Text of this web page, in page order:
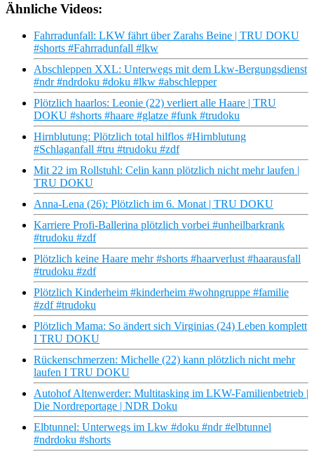
Ähnliche Videos:
Fahrradunfall: LKW fährt über Zarahs Beine | TRU DOKU
#shorts #Fahrradunfall #lkw
Abschleppen XXL: Unterwegs mit dem Lkw-Bergungsdienst
#ndr #ndrdoku #doku #lkw #abschlepper
Plötzlich haarlos: Leonie (22) verliert alle Haare | TRU
DOKU #shorts #haare #glatze #funk #trudoku
Hirnblutung: Plötzlich total hilflos #Hirnblutung
#Schlaganfall #tru #trudoku #zdf
Mit 22 im Rollstuhl: Celin kann plötzlich nicht mehr laufen |
TRU DOKU
Anna-Lena (26): Plötzlich im 6. Monat | TRU DOKU
Karriere Profi-Ballerina plötzlich vorbei #unheilbarkrank
#trudoku #zdf
Plötzlich keine Haare mehr #shorts #haarverlust #haarausfall
#trudoku #zdf
Plötzlich Kinderheim #kinderheim #wohngruppe #familie
#zdf #trudoku
Plötzlich Mama: So ändert sich Virginias (24) Leben komplett
I TRU DOKU
Rückenschmerzen: Michelle (22) kann plötzlich nicht mehr
laufen I TRU DOKU
Autohof Altenwerder: Multitasking im LKW-Familienbetrieb |
Die Nordreportage | NDR Doku
Elbtunnel: Unterwegs im Lkw #doku #ndr #elbtunnel
#ndrdoku #shorts